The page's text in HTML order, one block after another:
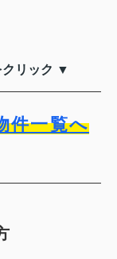
クリック ▼
件一覧へ